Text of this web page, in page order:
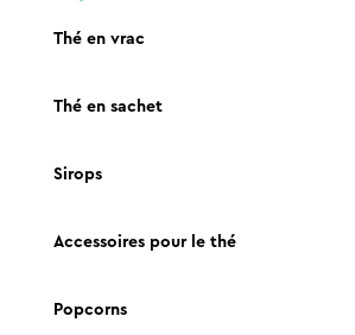
Thé en vrac
Thé en sachet
Sirops
Accessoires pour le thé
Popcorns